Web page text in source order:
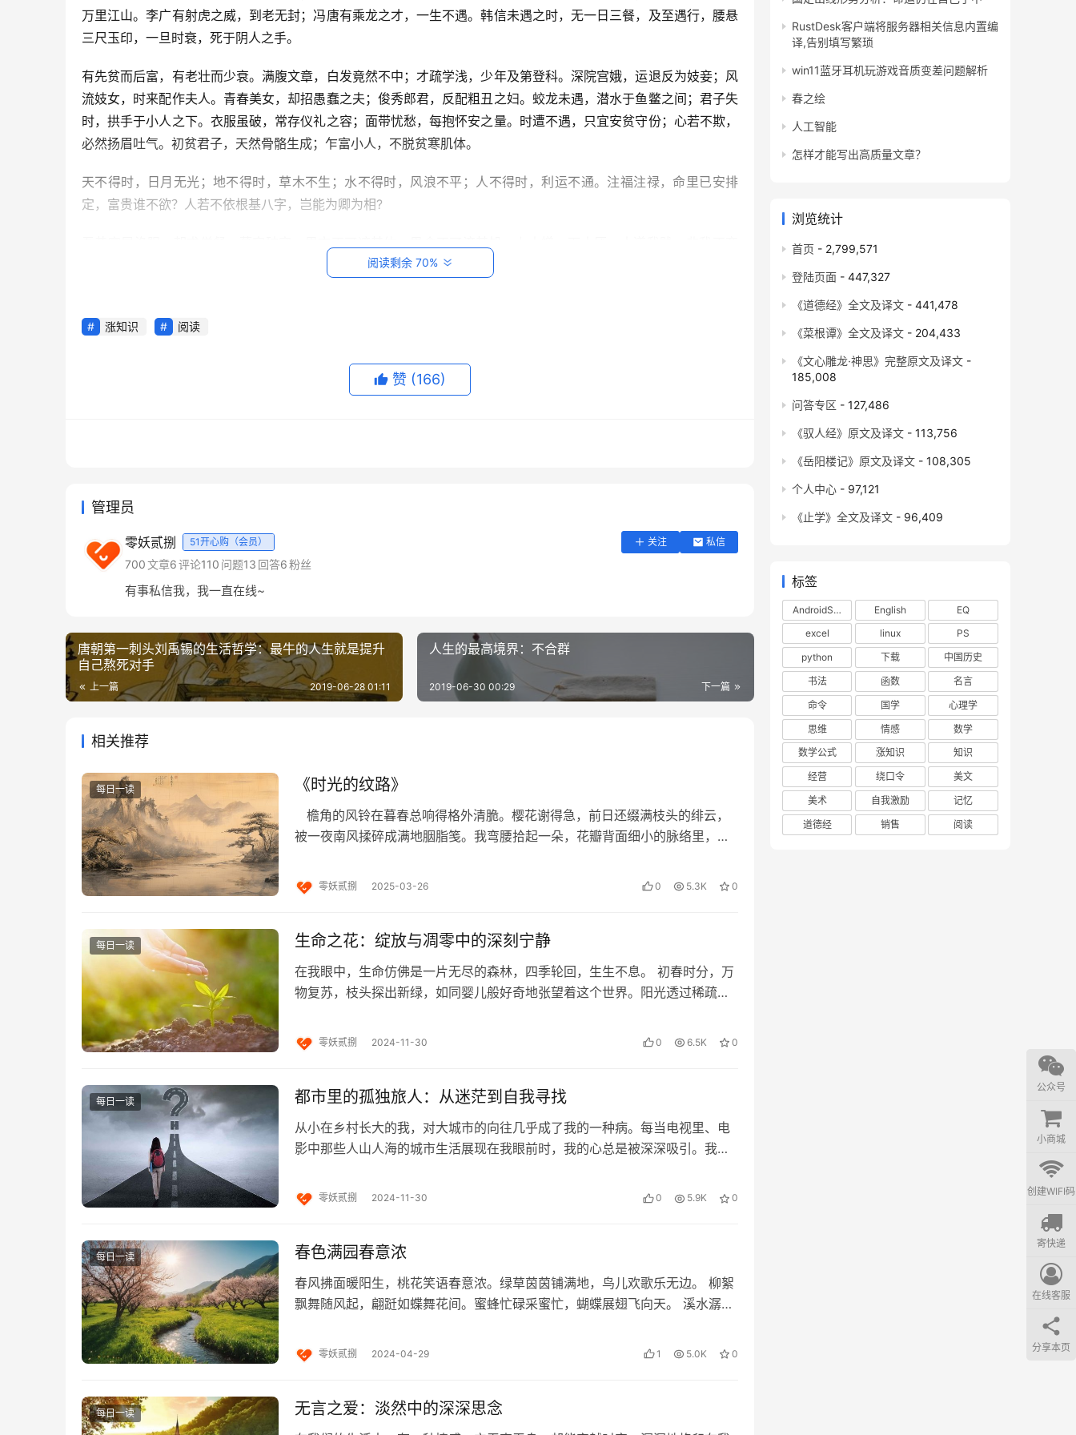
万里江山。李广有射虎之威，到老无封；冯唐有乘龙之才，一生不遇。韩信未遇之时，无一日三餐，及至遇行，腰悬
三尺玉印，一旦时衰，死于阴人之手。
有先贫而后富，有老壮而少衰。满腹文章，白发竟然不中；才疏学浅，少年及第登科。深院宫娥，运退反为妓妾；风
流妓女，时来配作夫人。青春美女，却招愚蠢之夫；俊秀郎君，反配粗丑之妇。蛟龙未遇，潜水于鱼鳖之间；君子失
时，拱手于小人之下。衣服虽破，常存仪礼之容；面带忧愁，每抱怀安之量。时遭不遇，只宜安贫守份；心若不欺，
必然扬眉吐气。初贫君子，天然骨骼生成；乍富小人，不脱贫寒肌体。
天不得时，日月无光；地不得时，草木不生；水不得时，风浪不平；人不得时，利运不通。注福注禄，命里已安排
定，富贵谁不欲？人若不依根基八字，岂能为卿为相?
也。今居朝堂，官至极品，位置三公，身虽鞠躬于一人之下，而列职于千万人之上，有挞百僚之杖，有斩鄙吝之剑，
【译文】
天上有预测不到的风云变幻，人也会有早晚遇到的灾祸与喜事。蜈蚣有上百只足，但却不如蛇行走得好。家鸡翅膀虽
然很大，却不能像鸟一样飞行。马虽然能行走千里之遥，但没有人驾驭也不能自己到达目的地。人有远大的理想，但
缺乏机遇就不能实现。人们常说：人生在世，富贵不能淫，贫贱不能移。孔子的文章写得超过世人却被围困于陈国。
拥有文韬武略的姜子牙也曾在渭水垂钓等待机会。孔子的学生颜回虽然早亡，但绝非凶恶的人。盗跖虽然活得长，却
不是善良人。尧、舜虽然英明，却生下不肖的儿子。舜的父亲瞽叟顽固愚蠢，反而生下舜这样的大孝子。张良原来只
是普通百姓，萧何也只是县吏。晏子的身高不到五尺，却被封为齐国宰相。孔明居住在茅草屋里，却能担当蜀国的军
都未获得封侯。冯唐虽有治国安邦的才能，却一生怀才不遇。韩信时运不济时，连饭都吃不上，等到运气来了，成为
掌印的大将军，而一旦运气衰败，又死于阴毒人的计谋。
有的人先富裕后贫穷，也有人老年富裕少年衰落。满腹锦绣文章，直到老年还没有考上功名；才疏学浅的人，可能很
年轻就金榜题名。皇帝的妃娥在动乱中可能沦为妾妓，风流的妓女，时来运转也能做贵夫人。青春美丽的女子嫁了愚
蠢的丈夫，俊秀的青年倒找了丑陋的妻子。蛟龙没有机遇，只能藏身于鱼鳖之间，君子没有机会时，只能屈从于小
坦荡一定会有扬眉吐气的一天。君子贫寒也有一身傲骨，暴富的小人脱不了内心的贫寒。
天气不好时，就见不到太阳和月亮的光辉；土地没有合适的气候条件时，草木都不会生长。水得不到恰当的环境时，
就会掀起疾风巨浪；人若得不到机遇时，好运就不畅通。富贵荣华命中都有安排，谁不想要呢？人如果没有依从八德
而生活，哪里能做高官当宰相？
以前，我在洛阳，白天到寺庙里吃斋饭，晚上住在寒冷的窑洞里。所穿衣服不能避寒，吃的粥饭抵御不了饥饿。上等
只在皇帝一人之下，千万人之上，拥有管理百官的权利，有惩罚卑鄙悭吝官员的权力。穿衣服是绫罗锦缎，吃的则是
山珍海味，出门有武士保护，回家有仆人侍奉，皇上宠爱我，百官拥戴我，所有的人说我尊贵，不是我真有多大本
领，这是我得到天时和命运的眷顾啊。
所以人活在世上，居富贵不能尽情享用，处贫贱也不要自暴自弃，听从天地的循环和周而复始吧！
阅读剩余 70%
涨知识 阅读
赞 (166)
管理员
零妖贰捌 51开心购（会员） 关注 私信
700文章6评论110 问题13 回答6粉丝
有事私信我，我一直在线~
唐朝第一刺头刘禹锡的生活哲学：最牛的人生就是提升
自己熬死对手
上一篇 2019-06-28 01:11
人生的最高境界：不合群
下一篇
2019-06-30 00:29
相关推荐
每日一读 《时光的纹路》
檐角的风铃在暮春总响得格外清脆。樱花谢得急，前日还缀满枝头的绯云，
被一夜南风揉碎成满地胭脂笺。我弯腰拾起一朵，花瓣背面细小的脉络里，还
零妖贰捌 2025-03-26 0 5.3K 0
每日一读 生命之花：绽放与凋零中的深刻宁静
在我眼中，生命仿佛是一片无尽的森林，四季轮回，生生不息。 初春时分，万
物复苏，枝头探出新绿，如同婴儿般好奇地张望着这个世界。阳光透过稀疏的
零妖贰捌 2024-11-30 0 6.5K 0
每日一读 都市里的孤独旅人：从迷茫到自我寻找
从小在乡村长大的我，对大城市的向往几乎成了我的一种病。每当电视里、电
影中那些人山人海的城市生活展现在我眼前时，我的心总是被深深吸引。我喜
零妖贰捌 2024-11-30 0 5.9K 0
每日一读 春色满园春意浓
春风拂面暖阳生，桃花笑语春意浓。绿草茵茵铺满地，鸟儿欢歌乐无边。 柳絮
飘舞随风起，翩跹如蝶舞花间。蜜蜂忙碌采蜜忙，蝴蝶展翅飞向天。 溪水潺潺
零妖贰捌 2024-04-29 1 5.0K 0
每日一读 无言之爱：淡然中的深深思念
RustDesk客户端将服务器相关信息内置编
译,告别填写繁琐
win11蓝牙耳机玩游戏音质变差问题解析
春之绘
人工智能
怎样才能写出高质量文章？
浏览统计
首页 - 2,799,571
登陆页面 - 447,327
《道德经》全文及译文 - 441,478
《菜根谭》全文及译文 - 204,433
《文心雕龙·神思》完整原文及译文 -
185,008
问答专区 - 127,486
《驭人经》原文及译文 - 113,756
《岳阳楼记》原文及译文 - 108,305
个人中心 - 97,121
《止学》全文及译文 - 96,409
标签
AndroidStudio English
EQ
excel
linux
PS
python
下载
中国历史
书法
函数
名言
命令
国学
心理学
思维
情感
数学
数学公式
涨知识
知识
经营
绕口令
美文
美术
自我激励
记忆
道德经
销售 阅读
公众号
小商城
创建WIFI码
寄快递
在线客服
分享本页